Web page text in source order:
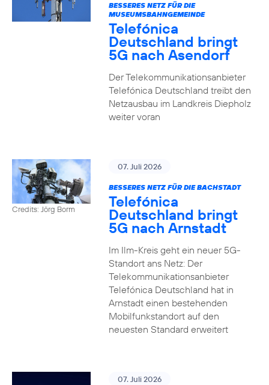
BESSERES NETZ FÜR DIE
MUSEUMSBAHNGEMEINDE
Telefónica
Deutschland bringt
5G nach Asendorf
Der Telekommunikationsanbieter
Telefónica Deutschland treibt den
Netzausbau im Landkreis Diepholz
weiter voran
Credits: Jörg Borm
07. Juli 2026
BESSERES NETZ FÜR DIE BACHSTADT
Telefónica
Deutschland bringt
5G nach Arnstadt
Im Ilm-Kreis geht ein neuer 5G-
Standort ans Netz: Der
Telekommunikationsanbieter
Telefónica Deutschland hat in
Arnstadt einen bestehenden
Mobilfunkstandort auf den
neuesten Standard erweitert
07. Juli 2026